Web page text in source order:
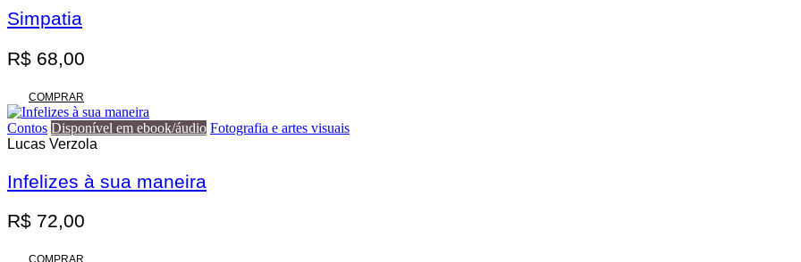
Simpatia
R$ 68,00
COMPRAR
Contos Disponível em ebook/áudio Fotografia e artes visuais
Lucas Verzola
Infelizes à sua maneira
R$ 72,00